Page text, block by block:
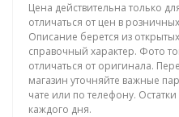
Цена действительна только
отличаться от цен в
Описание берется из
справочный характер. Фото
отличаться от оригинала.
магазин уточняйте важные
чате или по телефону.
каждого дня.